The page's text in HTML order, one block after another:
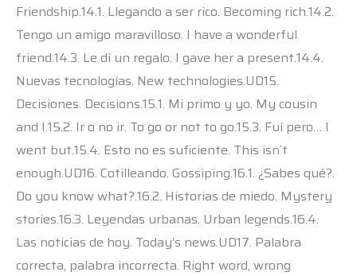
Friendship.14.1. Llegando a ser rico. Becoming rich.14.2.
Tengo un amigo maravilloso. I have a wonderful
friend.14.3. Le dí un regalo. I gave her a present.14.4.
Nuevas tecnologías. New technologies.UD15.
Decisiones. Decisions.15.1. Mi primo y yo. My cousin
and I.15.2. Ir o no ir. To go or not to go.15.3. Fuí pero… I
went but.15.4. Esto no es suficiente. This isn´t
enough.UD16. Cotilleando. Gossiping.16.1. ¿Sabes qué?.
Do you know what?.16.2. Historias de miedo. Mystery
stories.16.3. Leyendas urbanas. Urban legends.16.4.
Las noticias de hoy. Today’s news.UD17. Palabra
correcta, palabra incorrecta. Right word, wrong